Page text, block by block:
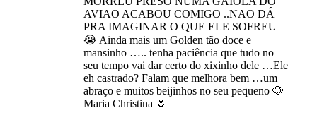
AVIAO ACABOU COMIGO ..NAO DÁ
PRA IMAGINAR O QUE ELE SOFREU
😭 Ainda mais um Golden tão doce e
mansinho ….. tenha paciência que tudo no
seu tempo vai dar certo do xixinho dele …Ele
eh castrado? Falam que melhora bem …um
abraço e muitos beijinhos no seu pequeno 🐶
Maria Christina 🌷